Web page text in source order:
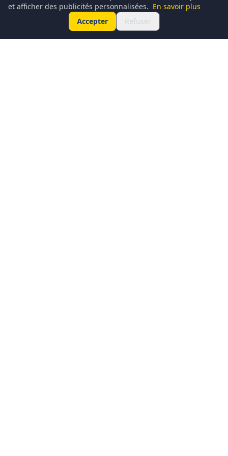
et afficher des publicités personnalisées. En savoir plus
Accepter
Refuser